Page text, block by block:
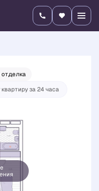
8 514 500 руб.
8 079 200 руб.
за 24 часа